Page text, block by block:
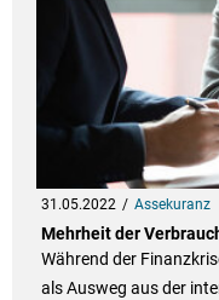
31.05.2022 Assekuranz
Mehrheit der
Während der
als Ausweg aus der